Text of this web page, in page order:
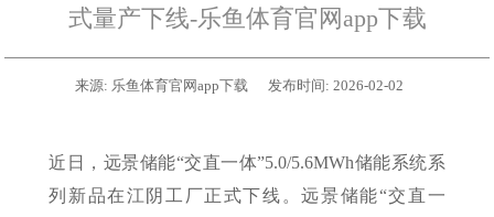
式量产下线-乐鱼体育官网app下载
来源: 乐鱼体育官网app下载 发布时间: 2026-02-02
近日，远景储能“交直一体”5.0/5.6MWh储能系统系
列新品在江阴工厂正式下线。远景储能“交直一